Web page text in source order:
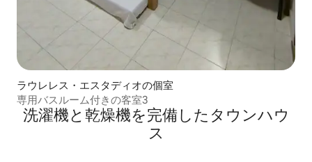
ラウレレス・エスタディオの個室
専用バスルーム付きの客室3
洗濯機と乾燥機を完備したタウンハウ
ス